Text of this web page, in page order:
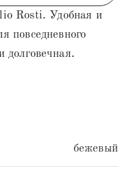
Rosti. Удобная и
повседневного
долговечная.
бежевый